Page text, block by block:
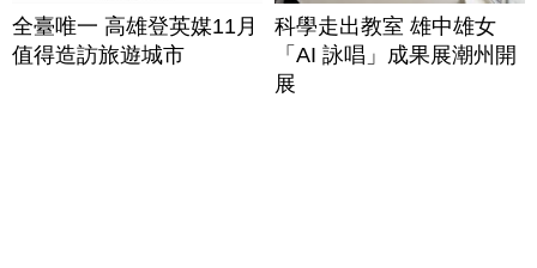
全臺唯一 高雄登英媒11月
值得造訪旅遊城市
科學走出教室 雄中雄女
「AI 詠唱」成果展潮州開
展